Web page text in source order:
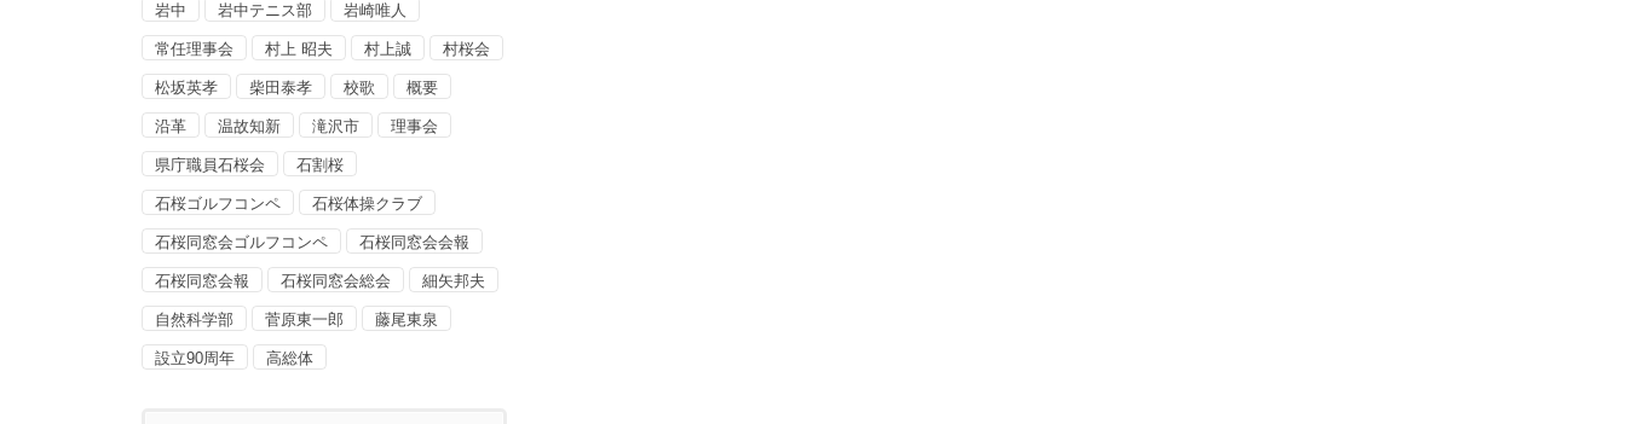
岩中 岩中テニス部 岩崎唯人
常任理事会 村上 昭夫 村上誠 村桜会
松坂英孝 柴田泰孝 校歌 概要
沿革 温故知新 滝沢市 理事会
県庁職員石桜会 石割桜
石桜ゴルフコンペ 石桜体操クラブ
石桜同窓会ゴルフコンペ 石桜同窓会会報
石桜同窓会報 石桜同窓会総会 細矢邦夫
自然科学部 菅原東一郎 藤尾東泉
設立90周年 高総体